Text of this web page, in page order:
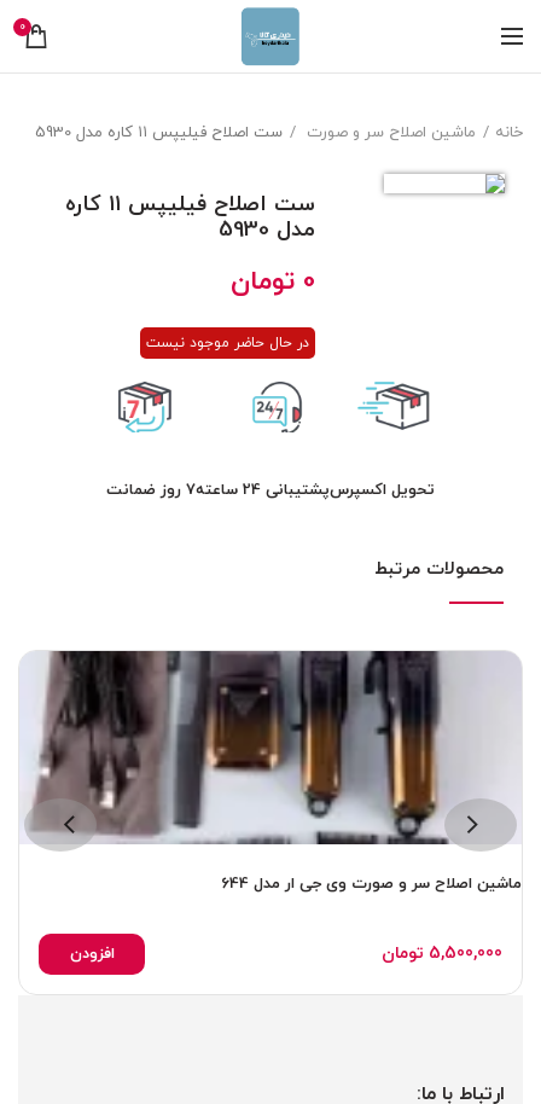
0
خانه ماشین اصلاح سر و صورت ست اصلاح فیلیپس ۱۱ کاره مدل 5930
ست اصلاح فیلیپس ۱۱ کاره
مدل 5930
0 تومان
در حال حاضر موجود نیست
تحویل اکسپرسپشتیبانی 24 ساعته 7 روز ضمانت
محصولات مرتبط
ماشین اصلاح سر و صورت وی جی ار مدل 644
5,500,000 تومان افزودن
ارتباط با ما: